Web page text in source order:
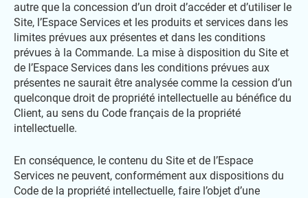
autre que la concession d’un droit d’accéder et d’utiliser le
Site, l’Espace Services et les produits et services dans les
limites prévues aux présentes et dans les conditions
prévues à la Commande. La mise à disposition du Site et
de l’Espace Services dans les conditions prévues aux
présentes ne saurait être analysée comme la cession d’un
quelconque droit de propriété intellectuelle au bénéfice du
Client, au sens du Code français de la propriété
intellectuelle.
En conséquence, le contenu du Site et de l’Espace
Services ne peuvent, conformément aux dispositions du
Code de la propriété intellectuelle, faire l’objet d’une